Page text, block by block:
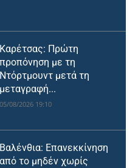
Καρέτσας: Πρώτη
προπόνηση με τη
Ντόρτμουντ μετά τη
μεταγραφή...
05/08/2026 19:10
Βαλένθια: Επανεκκίνηση
από το μηδέν χωρίς